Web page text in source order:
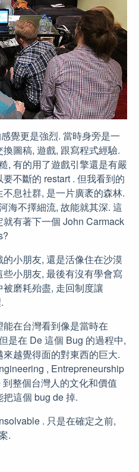
覺更是強烈. 當時身旁是一
圖稿, 遊戲, 跟寫程式經驗.
, 有的用了遊戲引擎還是有嚴
不斷的 restart . 但我看到的
息社群, 是一片廣袤的森林.
海不擇細流, 故能就其深. 這
有著下一個 John Carmack
小朋友, 還是活像住在沙漠
小朋友, 最後有沒有學會寫
磨耗殆盡, 走回制度讓
在台灣看到像是當時在
是在 De 這個 Bug 的過程中,
越覺得面的對東西的巨大.
, Entrepreneurship
整個台灣人的文化和價值
這個 bug de 掉.
. 只是在確定之前,
.